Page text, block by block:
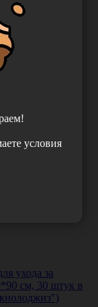
ухода за
см, 30 штук в
условия